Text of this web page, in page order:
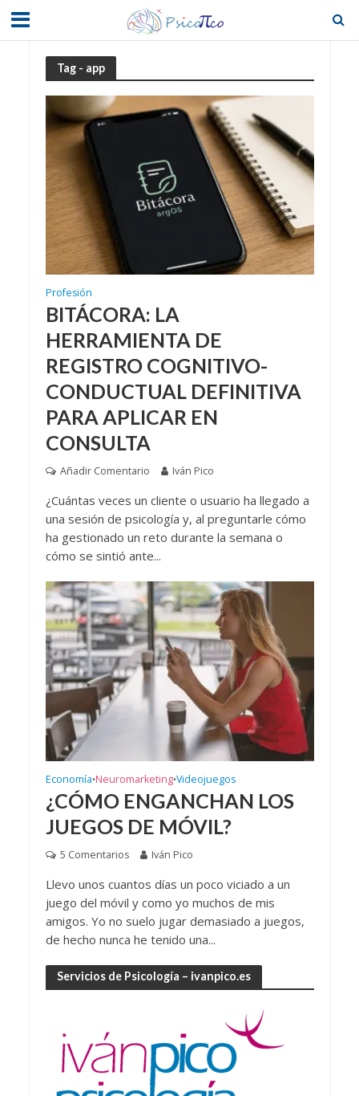
Tag - app
Profesión
BITÁCORA: LA
HERRAMIENTA DE
REGISTRO COGNITIVO-
CONDUCTUAL DEFINITIVA
PARA APLICAR EN
CONSULTA
Añadir Comentario Iván Pico
¿Cuántas veces un cliente o usuario ha llegado a
una sesión de psicología y, al preguntarle cómo
ha gestionado un reto durante la semana o
cómo se sintió ante...
Economía•Neuromarketing•Videojuegos
¿CÓMO ENGANCHAN LOS
JUEGOS DE MÓVIL?
5 Comentarios Iván Pico
Llevo unos cuantos días un poco viciado a un
juego del móvil y como yo muchos de mis
amigos. Yo no suelo jugar demasiado a juegos,
de hecho nunca he tenido una...
Servicios de Psicología – ivanpico.es